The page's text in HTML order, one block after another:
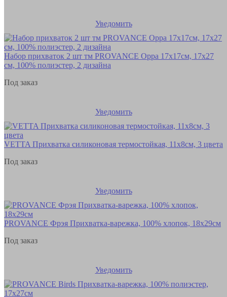
Уведомить
Набор прихваток 2 шт тм PROVANCE Орра 17х17см, 17х27
см, 100% полиэстер, 2 дизайна
Под заказ
Уведомить
VETTA Прихватка силиконовая термостойкая, 11х8см, 3 цвета
Под заказ
Уведомить
PROVANCE Фрэя Прихватка-варежка, 100% хлопок, 18х29см
Под заказ
Уведомить